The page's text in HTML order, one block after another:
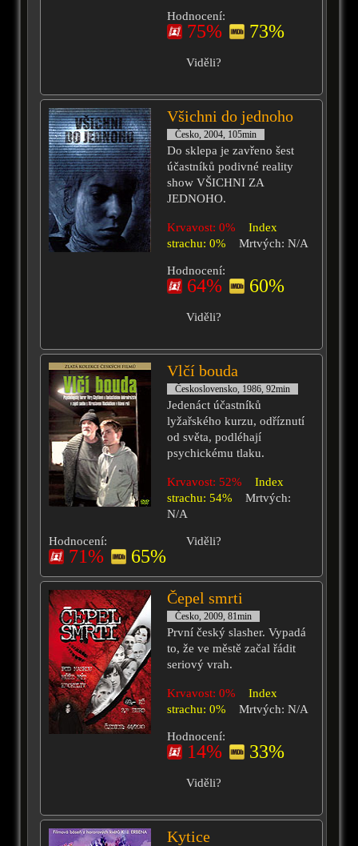
Hodnocení:
75% 73%
Viděli?
Všichni do jednoho
Česko, 2004, 105min
Do sklepa je zavřeno šest
účastníků podivné reality
show VŠICHNI ZA
JEDNOHO.
Krvavost: 0%
Index
strachu: 0%
Mrtvých: N/A
Hodnocení:
64% 60%
Viděli?
Vlčí bouda
Československo, 1986, 92min
Jedenáct účastníků
lyžařského kurzu, odříznutí
od světa, podléhají
psychickému tlaku.
Krvavost: 52%
Index
strachu: 54%
Mrtvých:
N/A
Hodnocení:
71% 65%
Viděli?
Čepel smrti
Česko, 2009, 81min
První český slasher. Vypadá
to, že ve městě začal řádit
seriový vrah.
Krvavost: 0%
Index
strachu: 0%
Mrtvých: N/A
Hodnocení:
14% 33%
Viděli?
Kytice